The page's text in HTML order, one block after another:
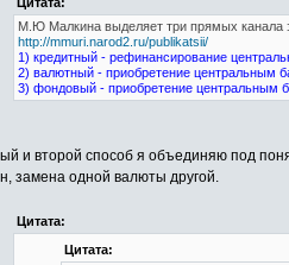
М.Ю Малкина выделяет три прямых канала
http://mmuri.narod2.ru/publikatsii/
1) кредитный - рефинансирование
2) валютный - приобретение центральным
3) фондовый - приобретение центральным
и второй способ я объединяю под
замена одной валюты другой.
Цитата:
Цитата: